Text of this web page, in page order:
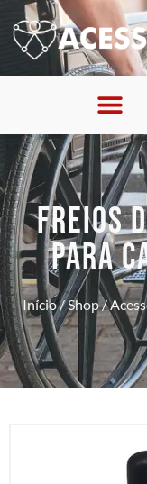
FREIOS
PARA
Início/Shop/